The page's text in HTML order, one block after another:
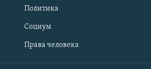
Политика
Социум
Права человека